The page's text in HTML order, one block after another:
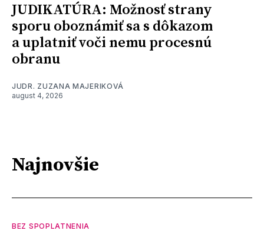
JUDIKATÚRA: Možnosť strany
sporu oboznámiť sa s dôkazom
a uplatniť voči nemu procesnú
obranu
JUDR. ZUZANA MAJERIKOVÁ
august 4, 2026
Najnovšie
BEZ SPOPLATNENIA